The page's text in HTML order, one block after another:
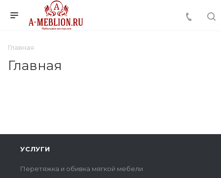
Главная
Главная
УСЛУГИ
Перетяжка и обивка мягкой мебели